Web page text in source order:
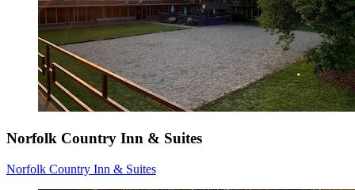
Norfolk Country Inn & Suites
Norfolk Country Inn & Suites